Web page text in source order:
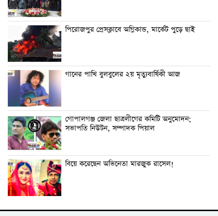
পিরোজপুর প্রেসক্লাবে অগ্নিকান্ড, মার্কেট পুড়ে ছাই
গানের পাখি বুলবুলের ২য় মৃত্যুবার্ষিকী আজ
গোপালগঞ্জ জেলা ছাত্রলীগের কমিটি অনুমোদন;
সভাপতি নিউটন, সম্পাদক পিয়াল
বিয়ে করেছেন অভিনেতা মারজুক রাসেল!